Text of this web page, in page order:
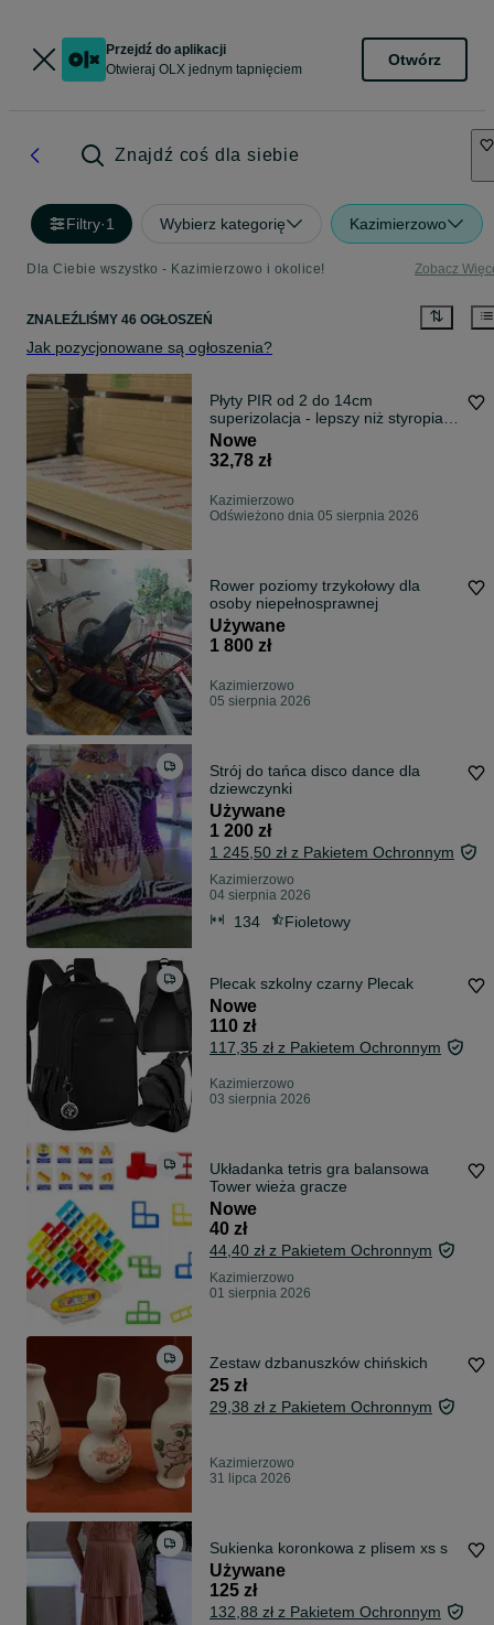
Przejdź do aplikacji
Otwieraj OLX jednym tapnięciem
Otwórz
Znajdź coś dla siebie
Filtry·1 Wybierz kategorię Kazimierzowo
Dla Ciebie wszystko - Kazimierzowo i okolice! Zobacz
ZNALEŹLIŚMY 46 OGŁOSZEŃ
Jak pozycjonowane są ogłoszenia?
Płyty PIR od 2 do 14cm
superizolacja - lepszy niż styropian
i wełna!
Nowe
32,78 zł
Kazimierzowo
Odświeżono dnia 05 sierpnia 2026
Rower poziomy trzykołowy dla
osoby niepełnosprawnej
Używane
1 800 zł
Kazimierzowo
05 sierpnia 2026
Strój do tańca disco dance dla
dziewczynki
Używane
1 200 zł
1 245,50 zł z Pakietem Ochronnym
Kazimierzowo
04 sierpnia 2026
134 Fioletowy
Plecak szkolny czarny Plecak
Nowe
110 zł
117,35 zł z Pakietem Ochronnym
Kazimierzowo
03 sierpnia 2026
Układanka tetris gra balansowa
Tower wieża gracze
Nowe
40 zł
44,40 zł z Pakietem Ochronnym
Kazimierzowo
01 sierpnia 2026
Zestaw dzbanuszków chińskich
25 zł
29,38 zł z Pakietem Ochronnym
Kazimierzowo
31 lipca 2026
Sukienka koronkowa z plisem xs s
Używane
125 zł
132,88 zł z Pakietem Ochronnym